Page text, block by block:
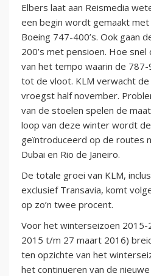
Elbers laat aan Reismedia
een begin wordt gemaakt
Boeing 747-400’s. Ook gaan
200’s met pensioen. Hoe
van het tempo waarin de
tot de vloot. KLM verwacht
vroegst half november.
van de stoelen spelen de
loop van deze winter wordt
geïntroduceerd op de routes
Dubai en Rio de Janeiro.
De totale groei van KLM,
exclusief Transavia, komt
op zo’n twee procent.
Voor het winterseizoen
2015 t/m 27 maart 2016)
ten opzichte van het
het continueren van de